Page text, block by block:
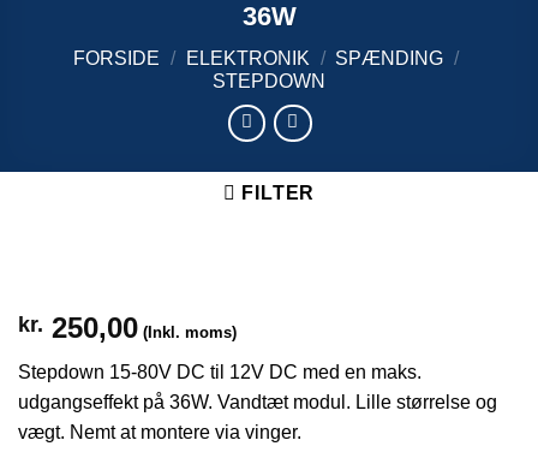
36W
FORSIDE / ELEKTRONIK / SPÆNDING /
STEPDOWN
FILTER
kr. 250,00 (Inkl. moms)
Stepdown 15-80V DC til 12V DC med en maks.
udgangseffekt på 36W. Vandtæt modul. Lille størrelse og
vægt. Nemt at montere via vinger.